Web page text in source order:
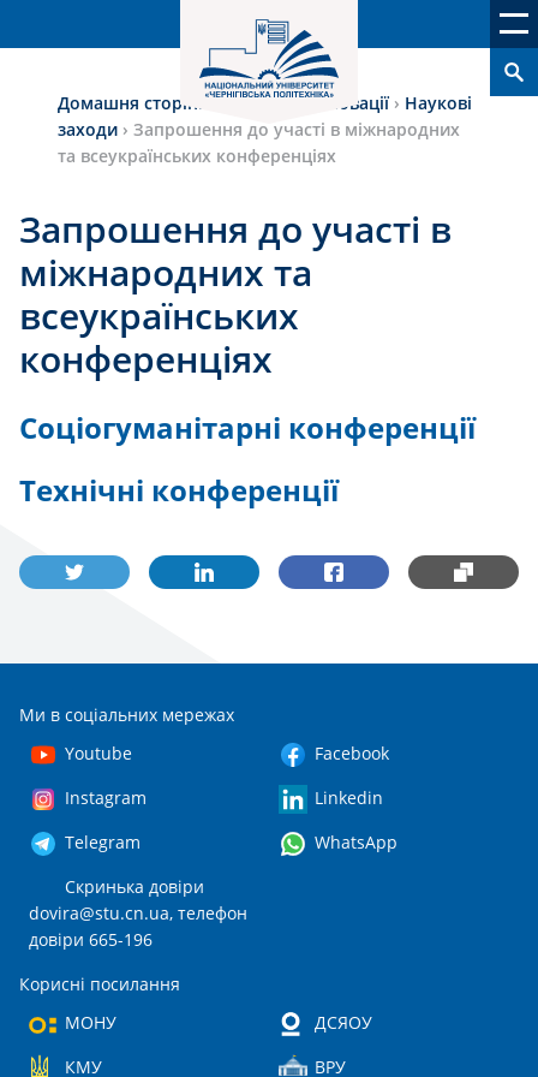
Домашня сторінка›Наука та інновації › Наукові
заходи › Запрошення до участі в міжнародних
та всеукраїнських конференціях
Запрошення до участі в
міжнародних та
всеукраїнських
конференціях
Соціогуманітарні конференції
Технічні конференції
Ми в соціальних мережах
Youtube
Facebook
Instagram
Linkedin
Telegram
WhatsApp
Скринька довіри
dovira@stu.cn.ua, телефон
довіри 665-196
Корисні посилання
МОНУ
ДСЯОУ
КМУ
ВРУ